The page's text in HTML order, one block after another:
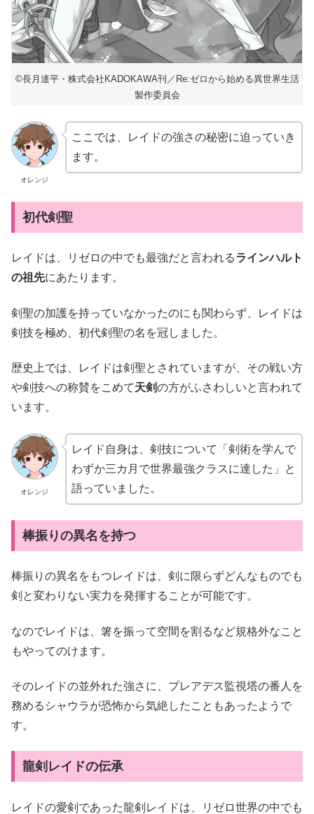
©長月達平・株式会社KADOKAWA刊／Re:ゼロから始める異世界生活
製作委員会
オレンジ
ここでは、レイドの強さの秘密に迫っていき
ます。
初代剣聖
レイドは、リゼロの中でも最強だと言われるラインハルト
の祖先にあたります。
剣聖の加護を持っていなかったのにも関わらず、レイドは
剣技を極め、初代剣聖の名を冠しました。
歴史上では、レイドは剣聖とされていますが、その戦い方
や剣技への称賛をこめて天剣の方がふさわしいと言われて
います。
オレンジ
レイド自身は、剣技について「剣術を学んで
わずか三カ月で世界最強クラスに達した」と
語っていました。
棒振りの異名を持つ
棒振りの異名をもつレイドは、剣に限らずどんなものでも
剣と変わりない実力を発揮することが可能です。
なのでレイドは、箸を振って空間を割るなど規格外なこと
もやってのけます。
そのレイドの並外れた強さに、プレアデス監視塔の番人を
務めるシャウラが恐怖から気絶したこともあったようで
す。
龍剣レイドの伝承
レイドの愛剣であった龍剣レイドは、リゼロ世界の中でも